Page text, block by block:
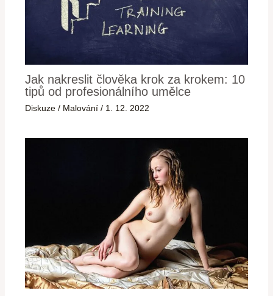
Jak nakreslit člověka krok za krokem: 10
tipů od profesionálního umělce
Diskuze / Malování / 1. 12. 2022